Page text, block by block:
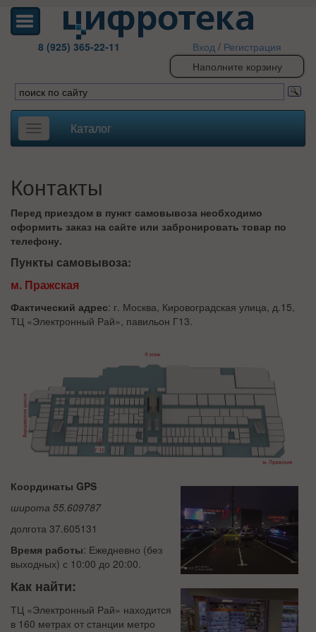
8 (925) 365-22-11 Вход / Регистрация
Наполните корзину
Toggle
navigation
Каталог
Контакты
Перед приездом в пункт самовывоза необходимо
оформить заказ на сайте или забронировать товар по
телефону.
Пункты самовывоза:
м. Пражская
Фактический адрес: г. Москва, Кировоградская улица, д.15,
ТЦ «Электронный Рай», павильон Г13.
Координаты GPS
широта 55.609787
долгота 37.605131
Время работы: Ежедневно (без
выходных) с 10:00 до 20:00.
Как найти:
ТЦ «Электронный Рай» находится
в 160 метрах от станции метро